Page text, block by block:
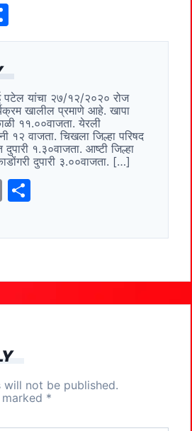
पटेल यांचा २७/१२/२०२० रोज
खालील प्रमाणे आहे. खापा
११.००वाजता. येरली
१२ वाजता. चिखला जिल्हा परिषद
दुपारी १.३०वाजता. आष्टी जिल्हा
दुपारी ३.००वाजता. […]
E
ai ar
h
will not be published.
*